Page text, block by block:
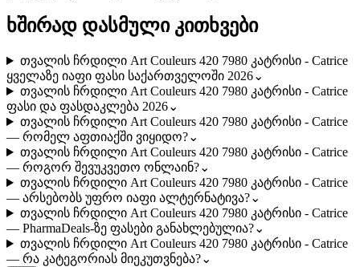
ხშირად დასმული კითხვები
თვალის ჩრდილი Art Couleurs 420 7980 კატრისი - Catrice
ყველაზე იაფი ფასი საქართველოში 2026⌄
თვალის ჩრდილი Art Couleurs 420 7980 კატრისი - Catrice
ფასი და ფასდაკლება 2026⌄
თვალის ჩრდილი Art Couleurs 420 7980 კატრისი - Catrice
— რომელ აფთიაქში ვიყიდო?⌄
თვალის ჩრდილი Art Couleurs 420 7980 კატრისი - Catrice
— როგორ შევუკვეთო ონლაინ?⌄
თვალის ჩრდილი Art Couleurs 420 7980 კატრისი - Catrice
— არსებობს უფრო იაფი ალტერნატივა?⌄
თვალის ჩრდილი Art Couleurs 420 7980 კატრისი - Catrice
— PharmaDeals-ზე ფასები განახლებულია?⌄
თვალის ჩრდილი Art Couleurs 420 7980 კატრისი - Catrice
— რა კატეგორიას მიეკუთვნება?⌄